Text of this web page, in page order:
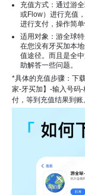
充值方式：通过游
或Flow）进行充值
进行支付，操作简单
适用对象：游全球
在您没有牙买加本
值途径。而且是全
助解答一些问题。
*具体的充值步骤：下
家-牙买加】-输入号码
付，等到充值结果到账